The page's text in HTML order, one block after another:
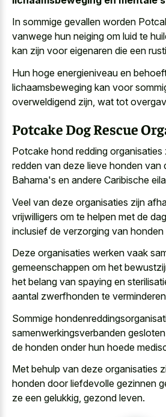
In sommige gevallen worden
vanwege hun neiging om luid te
kan zijn voor eigenaren die een
Hun hoge energieniveau en
lichaamsbeweging kan voor
overweldigend zijn, wat tot
Potcake Dog Rescue
Potcake hond redding organisaties
redden van deze lieve honden van
Bahama's en andere Caribische
Veel van deze organisaties zijn
vrijwilligers om te helpen met de
inclusief de verzorging van
Deze organisaties werken vaak
gemeenschappen om het
het belang van spaying en
aantal zwerfhonden te
Sommige
samenwerkingsverbanden
de honden onder hun hoede
Met behulp van deze organisaties
honden door liefdevolle gezinnen
ze een gelukkig, gezond leven.